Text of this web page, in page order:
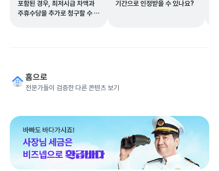
포함된 경우, 최저시급 차액과
주휴수당을 추가로 청구할 수 있
나요?
기간으로 인정받을 수 있나요?
홈으로
전문가들이 검증한 다른 콘텐츠 보기